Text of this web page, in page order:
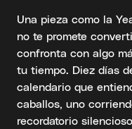
Una pieza como la
no te promete
confronta con algo
tu tiempo. Diez días
calendario que
caballos, uno
recordatorio